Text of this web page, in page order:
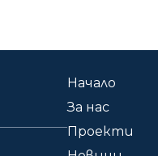
Начало
За нас
Проекти